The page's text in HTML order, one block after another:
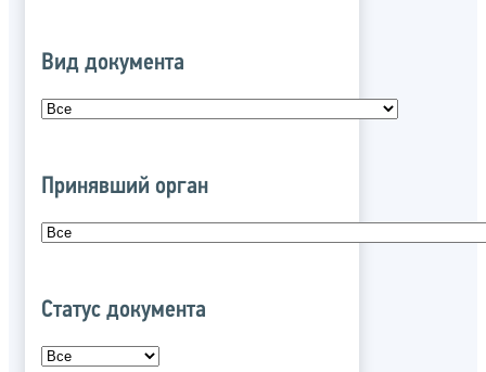
Вид документа
Принявший орган
Статус документа